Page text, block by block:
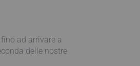
ad arrivare a
delle nostre